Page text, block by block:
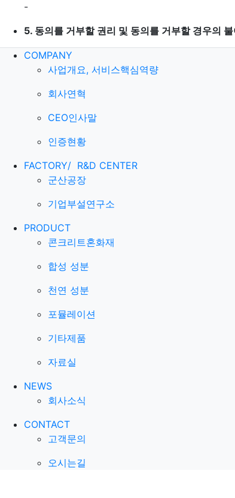
-
5. 동의를 거부할 권리 및 동의를 거부할 경우의 불
COMPANY
사업개요, 서비스핵심역량
회사연혁
CEO인사말
인증현황
FACTORY/ R&D CENTER
군산공장
기업부설연구소
PRODUCT
콘크리트혼화재
합성 성분
천연 성분
포뮬레이션
기타제품
자료실
NEWS
회사소식
CONTACT
고객문의
오시는길